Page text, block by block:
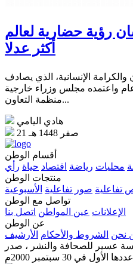
رؤية حضارية لعالم
أكثر عدلا
الإنسانية، الذي يصادف
واعتمده مجلس وزراء خارجية
منظمة التعاون...
هادي اليامي
21 صفر 1448 هـ
أقسام الوطن
محليات رياضة اقتصاد حياة رأي
منتجات الوطن
صور تفاعلية الأسبوعية
تواصل مع الوطن
الإعلانات عين المواطن اتصل بنا
عن الوطن
نحن الشروط والأحكام الأرشيف
عسير للصحافة والنشر ، صدر
عددها الأول في 30 سبتمبر 2000م